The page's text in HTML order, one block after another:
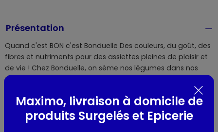
Présentation
Quand c'est BON c'est Bonduelle Des couleurs, du goût, des
fibres et nutriments pour des assiettes pleines de plaisir et
de vie ! Chez Bonduelle, on sème nos légumes dans nos
terroirs français, on les récolte en saison. Puis on les prépare
Composition / Ingrédients / Allergènes
Maximo, livraison à domicile de
produits Surgelés et Epicerie